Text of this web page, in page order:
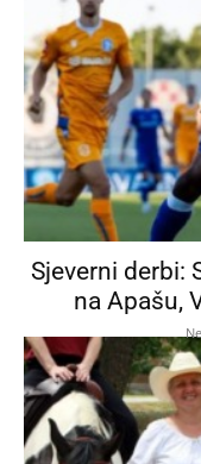
Sjeverni derbi:
na Apašu,